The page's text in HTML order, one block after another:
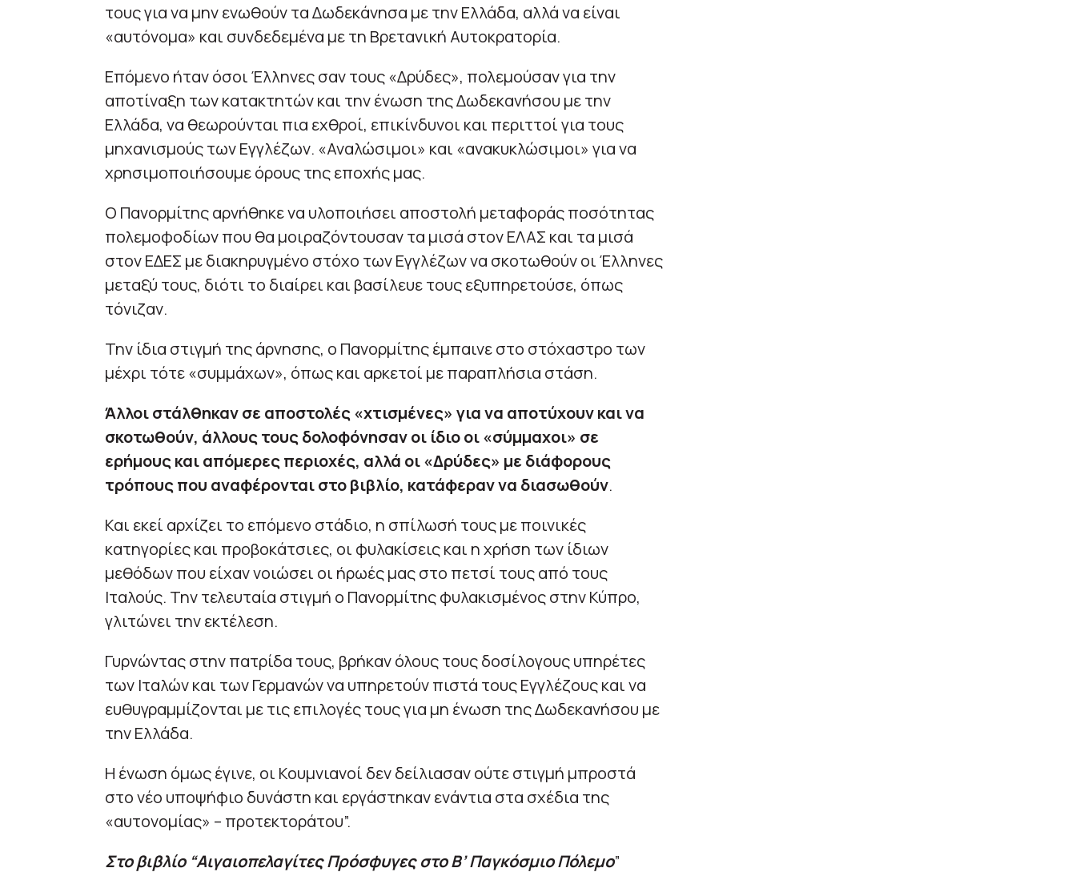
τους για να μην ενωθούν τα Δωδεκάνησα με την Ελλάδα, αλλά να είναι
«αυτόνομα» και συνδεδεμένα με τη Βρετανική Αυτοκρατορία.
Επόμενο ήταν όσοι Έλληνες σαν τους «Δρύδες», πολεμούσαν για την
αποτίναξη των κατακτητών και την ένωση της Δωδεκανήσου με την
Ελλάδα, να θεωρούνται πια εχθροί, επικίνδυνοι και περιττοί για τους
μηχανισμούς των Εγγλέζων. «Αναλώσιμοι» και «ανακυκλώσιμοι» για να
χρησιμοποιήσουμε όρους της εποχής μας.
Ο Πανορμίτης αρνήθηκε να υλοποιήσει αποστολή μεταφοράς ποσότητας
πολεμοφοδίων που θα μοιραζόντουσαν τα μισά στον ΕΛΑΣ και τα μισά
στον ΕΔΕΣ με διακηρυγμένο στόχο των Εγγλέζων να σκοτωθούν οι Έλληνες
μεταξύ τους, διότι το διαίρει και βασίλευε τους εξυπηρετούσε, όπως
τόνιζαν.
Την ίδια στιγμή της άρνησης, ο Πανορμίτης έμπαινε στο στόχαστρο των
μέχρι τότε «συμμάχων», όπως και αρκετοί με παραπλήσια στάση.
Άλλοι στάλθηκαν σε αποστολές «χτισμένες» για να αποτύχουν και να
σκοτωθούν, άλλους τους δολοφόνησαν οι ίδιο οι «σύμμαχοι» σε
ερήμους και απόμερες περιοχές, αλλά οι «Δρύδες» με διάφορους
τρόπους που αναφέρονται στο βιβλίο, κατάφεραν να διασωθούν.
Και εκεί αρχίζει το επόμενο στάδιο, η σπίλωσή τους με ποινικές
κατηγορίες και προβοκάτσιες, οι φυλακίσεις και η χρήση των ίδιων
μεθόδων που είχαν νοιώσει οι ήρωές μας στο πετσί τους από τους
Ιταλούς. Την τελευταία στιγμή ο Πανορμίτης φυλακισμένος στην Κύπρο,
γλιτώνει την εκτέλεση.
Γυρνώντας στην πατρίδα τους, βρήκαν όλους τους δοσίλογους υπηρέτες
των Ιταλών και των Γερμανών να υπηρετούν πιστά τους Εγγλέζους και να
ευθυγραμμίζονται με τις επιλογές τους για μη ένωση της Δωδεκανήσου με
την Ελλάδα.
Η ένωση όμως έγινε, οι Κουμνιανοί δεν δείλιασαν ούτε στιγμή μπροστά
στο νέο υποψήφιο δυνάστη και εργάστηκαν ενάντια στα σχέδια της
«αυτονομίας» – προτεκτοράτου”.
Στο βιβλίο “Αιγαιοπελαγίτες Πρόσφυγες στο Β’ Παγκόσμιο Πόλεμο”